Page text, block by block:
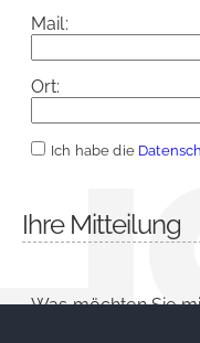
Mail:
Ort:
Ich habe die
Ihre Mitteilung
Was möchten Sie